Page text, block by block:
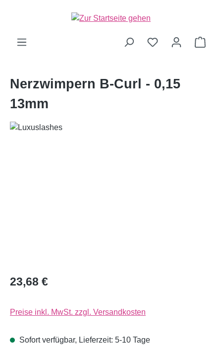
Nerzwimpern B-Curl - 0,15
13mm
23,68 €
Preise inkl. MwSt. zzgl. Versandkosten
Sofort verfügbar, Lieferzeit: 5-10 Tage